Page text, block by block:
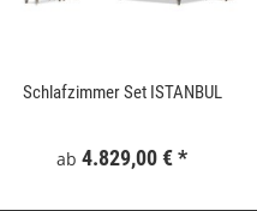
Schlafzimmer Set ISTANBUL
ab 4.829,00 €*